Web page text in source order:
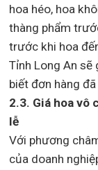
hoa héo, hoa
thàng phẩm
trước khi hoa
Tỉnh Long An sẽ
biết đơn hàng
2.3. Giá hoa vô
lễ
Với phương
của doanh